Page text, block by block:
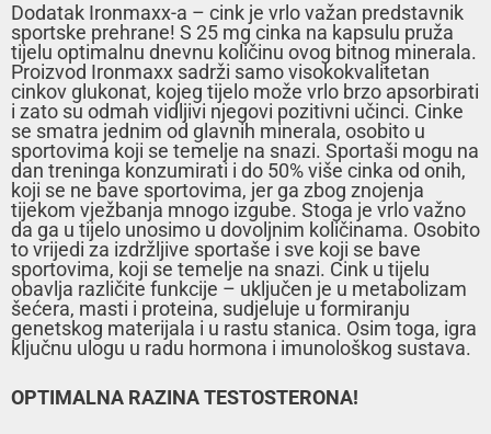
Dodatak Ironmaxx-a – cink je vrlo važan predstavnik
sportske prehrane! S 25 mg cinka na kapsulu pruža
tijelu optimalnu dnevnu količinu ovog bitnog minerala.
Proizvod Ironmaxx sadrži samo visokokvalitetan
cinkov glukonat, kojeg tijelo može vrlo brzo apsorbirati
i zato su odmah vidljivi njegovi pozitivni učinci. Cinke
se smatra jednim od glavnih minerala, osobito u
sportovima koji se temelje na snazi. Sportaši mogu na
dan treninga konzumirati i do 50% više cinka od onih,
koji se ne bave sportovima, jer ga zbog znojenja
tijekom vježbanja mnogo izgube. Stoga je vrlo važno
da ga u tijelo unosimo u dovoljnim količinama. Osobito
to vrijedi za izdržljive sportaše i sve koji se bave
sportovima, koji se temelje na snazi. Cink u tijelu
obavlja različite funkcije – uključen je u metabolizam
šećera, masti i proteina, sudjeluje u formiranju
genetskog materijala i u rastu stanica. Osim toga, igra
ključnu ulogu u radu hormona i imunološkog sustava.
OPTIMALNA RAZINA TESTOSTERONA!